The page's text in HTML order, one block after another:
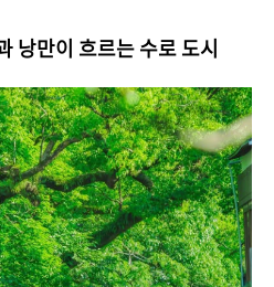
낭만이 흐르는 수로 도시